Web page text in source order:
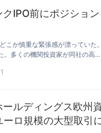
IPO前にポジショ
こか慎重な緊張感が漂ってい
。多くの機関投資家が同社の高…
ルディングス欧州
ロ規模の大型取引